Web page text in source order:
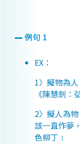
例句 1
EX：
1〉擬物為
《陳慧劍：
2〉擬人為
該一直作夢
色柳丁﹞